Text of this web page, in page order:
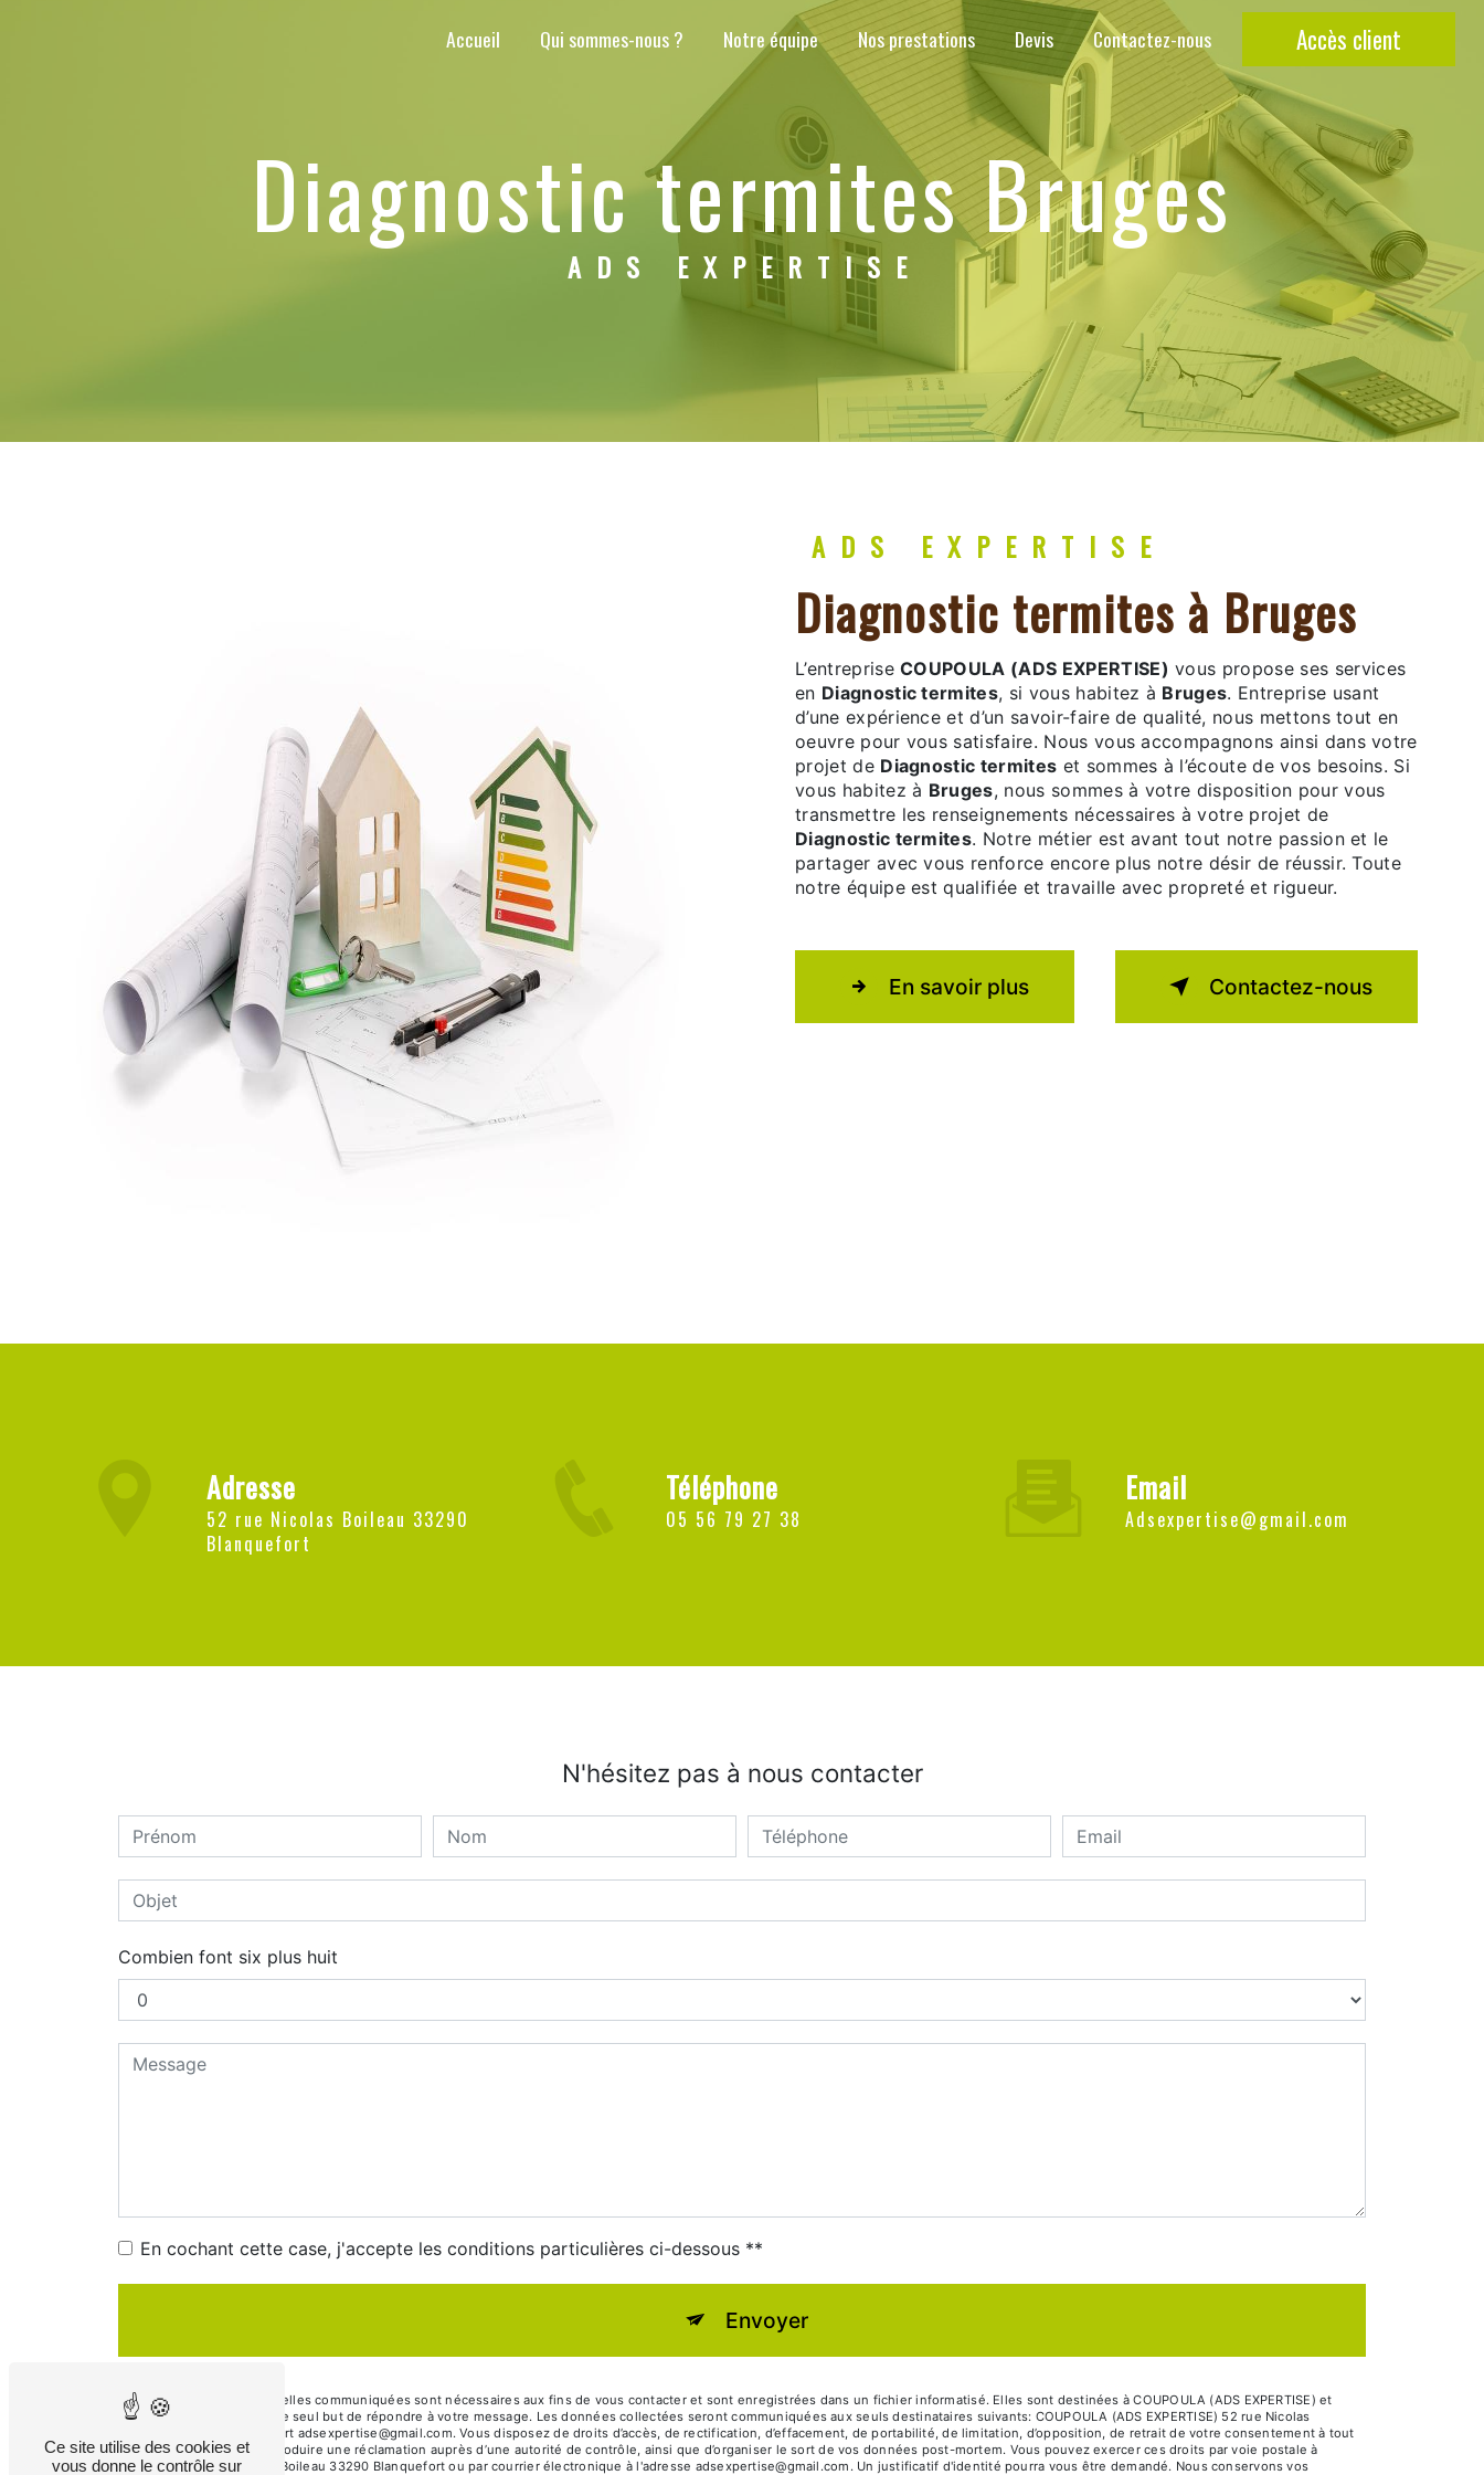
Accueil Qui sommes-nous ? Notre équipe Nos prestations Devis Contactez-nous Accès client
Diagnostic termites Bruges
ADS EXPERTISE
ADS EXPERTISE
Diagnostic termites à Bruges
L’entrepriseCOUPOULA (ADS EXPERTISE) vous propose ses services
en Diagnostic termites, si vous habitez à Bruges. Entreprise usant
d’une expérience et d’un savoir-faire de qualité, nous mettons tout en
oeuvre pour vous satisfaire. Nous vous accompagnons ainsi dans votre
projet de Diagnostic termites et sommes à l’écoute de vos besoins. Si
vous habitez à Bruges, nous sommes à votre disposition pour vous
transmettre les renseignements nécessaires à votre projet de
Diagnostic termites. Notre métier est avant tout notre passion et le
partager avec vous renforce encore plus notre désir de réussir. Toute
notre équipe est qualifiée et travaille avec propreté et rigueur.
En savoir plus Contactez-nous
Adresse
52 rue Nicolas Boileau 33290
Blanquefort
Téléphone
05 56 79 27 38
Email
adsexpertise@gmail.com
N'hésitez pas à nous contacter
Combien font six plus huit
En cochant cette case, j'accepte les conditions particulières ci-dessous **
Envoyer
** Les données personnelles communiquées sont nécessaires aux fins de vous contacter et sont enregistrées dans un fichier informatisé. Elles sont destinées à COUPOULA (ADS EXPERTISE) et
ses sous-traitants dans le seul but de répondre à votre message. Les données collectées seront communiquées aux seuls destinataires suivants: COUPOULA (ADS EXPERTISE) 52 rue Nicolas
Boileau 33290 Blanquefort adsexpertise@gmail.com. Vous disposez de droits d’accès, de rectification, d’effacement, de portabilité, de limitation, d’opposition, de retrait de votre consentement à tout
moment et du droit d’introduire une réclamation auprès d’une autorité de contrôle, ainsi que d’organiser le sort de vos données post-mortem. Vous pouvez exercer ces droits par voie postale à
l'adresse 52 rue Nicolas Boileau 33290 Blanquefort ou par courrier électronique à l'adresse adsexpertise@gmail.com. Un justificatif d'identité pourra vous être demandé. Nous conservons vos
Ce site utilise des cookies et
vous donne le contrôle sur